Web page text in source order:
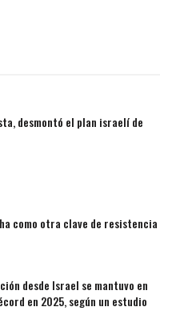
desmontó el plan israelí de
como otra clave de resistencia
desde Israel se mantuvo en
en 2025, según un estudio